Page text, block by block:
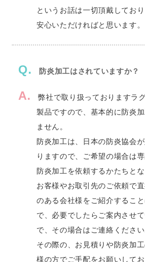
というお話は一切頂戴してお
安心いただければと思います。
Q. 防炎加工はされていますか？
A.
弊社で取り扱っておりますラ
製品ですので、基本的に防炎
ません。
防炎加工は、日本の防炎協会
りますので、ご希望の場合は
防炎加工を依頼するかたちとな
お客様やお取引先のご依頼で
のある会社様をご紹介するこ
で、必要でしたらご案内させ
で、その場合はご連絡ください
その際の、お見積りや防炎加
様の方でご手配をお願いしてお